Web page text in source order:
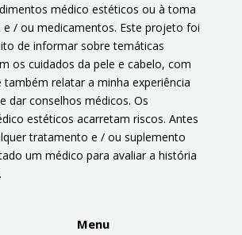
médico estéticos ou à toma
e / ou medicamentos. Este projeto foi
de informar sobre temáticas
os cuidados da pele e cabelo, com
relatar a minha experiência
dar conselhos médicos. Os
estéticos acarretam riscos. Antes
tratamento e / ou suplemento
um médico para avaliar a história
Menu